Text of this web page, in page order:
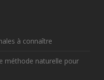
à connaître
méthode naturelle pour